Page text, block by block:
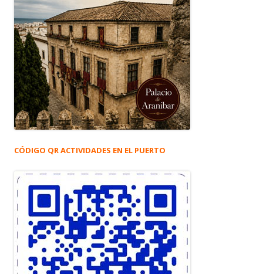
CÓDIGO QR ACTIVIDADES EN EL PUERTO